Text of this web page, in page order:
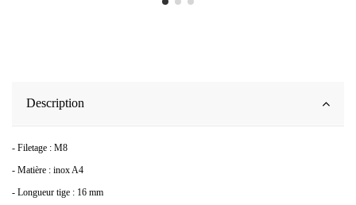
Description
- Filetage : M8
- Matière : inox A4
- Longueur tige : 16 mm